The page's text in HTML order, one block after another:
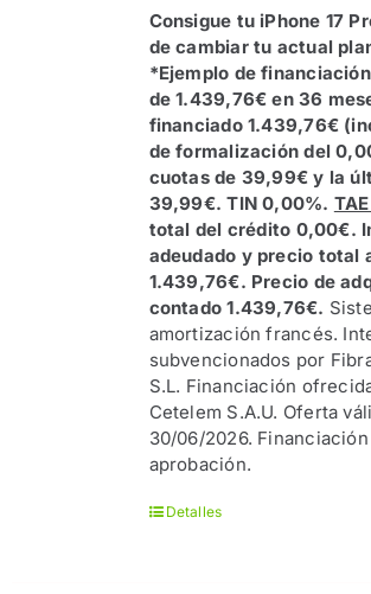
Consigue tu iPhone 17
de cambiar tu actual
*Ejemplo de
de 1.439,76€ en 36
financiado 1.439,76€
de formalización del
cuotas de 39,99€ y la
39,99€. TIN 0,00%.
total del crédito 0,00€.
adeudado y precio total
1.439,76€. Precio de
contado 1.439,76€.
amortización francés.
subvencionados por
S.L. Financiación
Cetelem S.A.U. Oferta
30/06/2026.
aprobación.
Detalles